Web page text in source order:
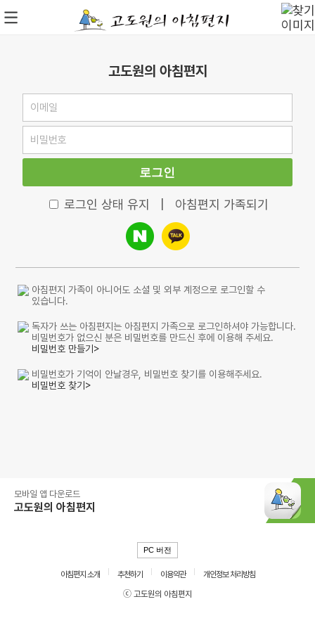
고도원의 아침편지
로그인
로그인 상태 유지 아침편지 가족되기
아침편지 가족이 아니어도 소셜 및 외부 계정으로 로그인할 수
있습니다.
독자가 쓰는 아침편지는 아침편지 가족으로 로그인하셔야 가능합니다.
비밀번호가 없으신 분은 비밀번호를 만드신 후에 이용해 주세요.
비밀번호 만들기>
비밀번호가 기억이 안날경우, 비밀번호 찾기를 이용해주세요.
비밀번호 찾기>
모바일 앱 다운로드
고도원의 아침편지
PC 버전
아침편지 소개 추천하기 이용약관
개인정보 처리방침
ⓒ 고도원의 아침편지